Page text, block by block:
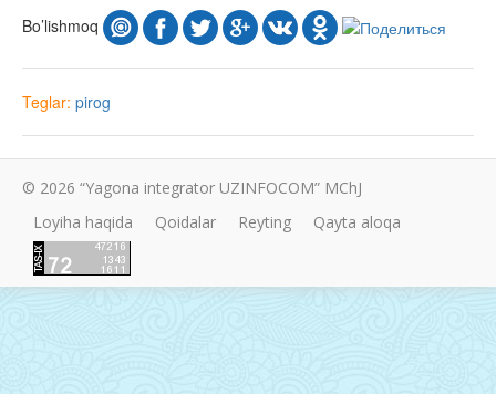
Bo’lishmoq
Teglar: pirog
© 2026 “Yagona integrator UZINFOCOM” MChJ
Loyiha haqida
Qoidalar Reyting Qayta aloqa